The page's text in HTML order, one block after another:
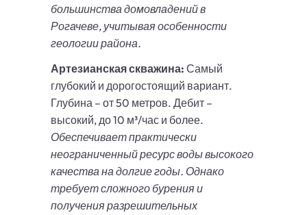
большинства домовладений в
Рогачеве, учитывая особенности
геологии района.
Артезианская скважина: Самый
глубокий и дорогостоящий вариант.
Глубина – от 50 метров. Дебит –
высокий, до 10 м³/час и более.
Обеспечивает практически
неограниченный ресурс воды высокого
качества на долгие годы. Однако
требует сложного бурения и
получения разрешительных